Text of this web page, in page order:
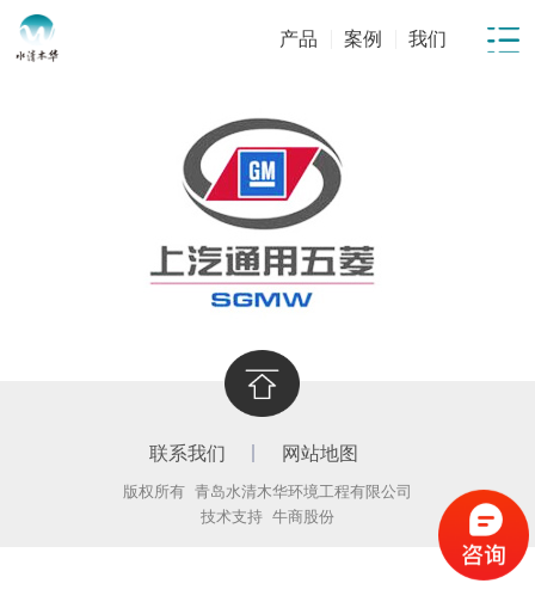
产品 案例 我们
联系我们 网站地图
版权所有 青岛水清木华环境工程有限公司
技术支持 牛商股份